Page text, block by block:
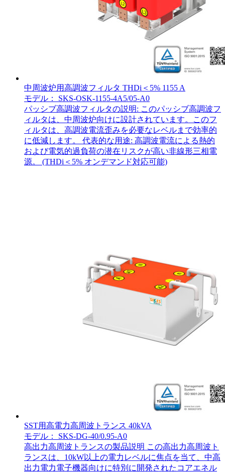
中周波炉用高調波フィルタ THDi＜5% 1155 A
モデル： SKS-OSK-1155-4A5/05-A0
パッシブ高調波フィルタの説明: このパッシブ高調波フ
ィルタは、中周波炉向けに設計されています。このフ
ィルタは、高調波電流歪みを必要なレベルまで効率的
に低減します。 代表的な用途: 高調波電流による熱的
および電気的過負荷の潜在リスクが高い非線形三相電
源。 (THDi＜5% オンデマンド対応可能)
SST用高電力高周波トランス 40kVA
モデル： SKS-DG-40/0.95-A0
高出力高周波トランスの製品説明 この高出力高周波ト
ランスは、10kW以上の電力レベルに焦点を当て、中高
出力電力電子機器向けに特別に開発されたコアエネル